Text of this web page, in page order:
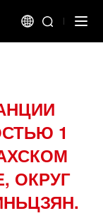
1
ОКРУГ